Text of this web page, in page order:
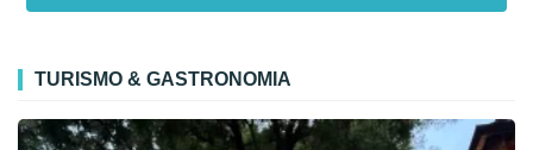
TURISMO & GASTRONOMIA